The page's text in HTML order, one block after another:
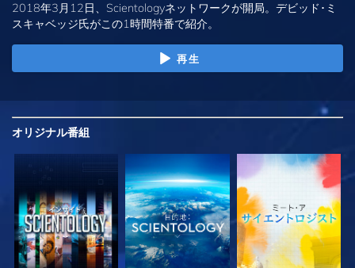
2018年3月12日、Scientologyネットワークが開局。デビッド･ミ
スキャベッジ氏がこの1時間特番で紹介。
再生
オリジナル番組